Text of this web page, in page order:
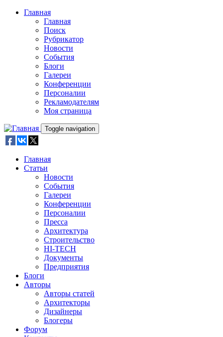
Skip to main content
Главная
Главная
Поиск
Рубрикатор
Новости
События
Блоги
Галереи
Конференции
Персоналии
Рекламодателям
Моя страница
Toggle navigation
Главная
Статьи
Новости
События
Галереи
Конференции
Персоналии
Пресса
Архитектура
Строительство
HI-TECH
Документы
Предприятия
Блоги
Авторы
Авторы статей
Архитекторы
Дизайнеры
Блогеры
Форум